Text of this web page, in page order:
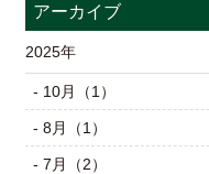
アーカイブ
2025年
- 10月（1）
- 8月（1）
- 7月（2）